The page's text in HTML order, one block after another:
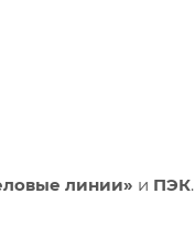
линии» и ПЭК.